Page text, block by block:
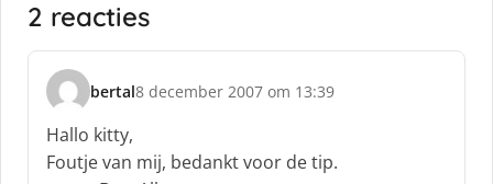
2 reacties
bertal
s
c
h
r
8 december 2007 om 13:39
Hallo kitty,
Foutje van mij, bedankt voor de tip.